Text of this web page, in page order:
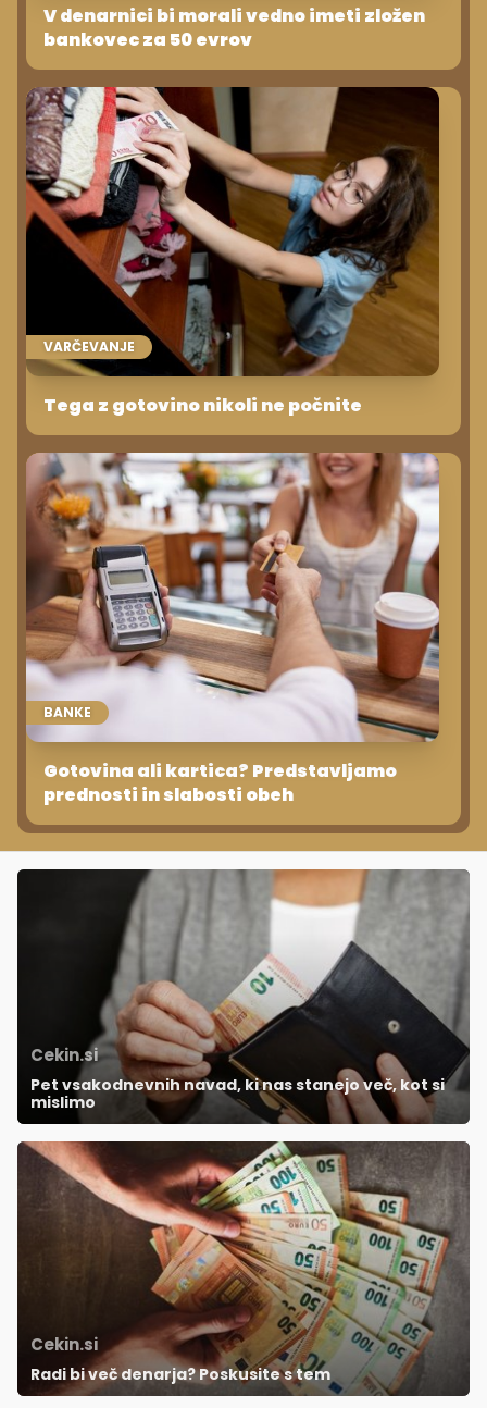
V denarnici bi morali vedno imeti zložen
bankovec za 50 evrov
VARČEVANJE
Tega z gotovino nikoli ne počnite
BANKE
Gotovina ali kartica? Predstavljamo
prednosti in slabosti obeh
Cekin.si
Pet vsakodnevnih navad, ki nas stanejo več, kot si
mislimo
Cekin.si
Radi bi več denarja? Poskusite s tem